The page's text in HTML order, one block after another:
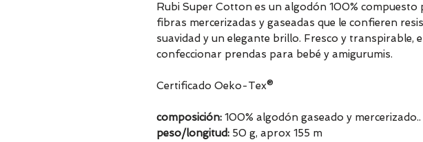
Rubi Super Cotton es un algodón 100% compuesto
fibras mercerizadas y gaseadas que le confieren
suavidad y un elegante brillo. Fresco y transpirable,
confeccionar prendas para bebé y amigurumis.
Certificado Oeko-Tex®
composición: 100% algodón gaseado y mercerizado..
peso/longitud: 50 g, aprox 155 m